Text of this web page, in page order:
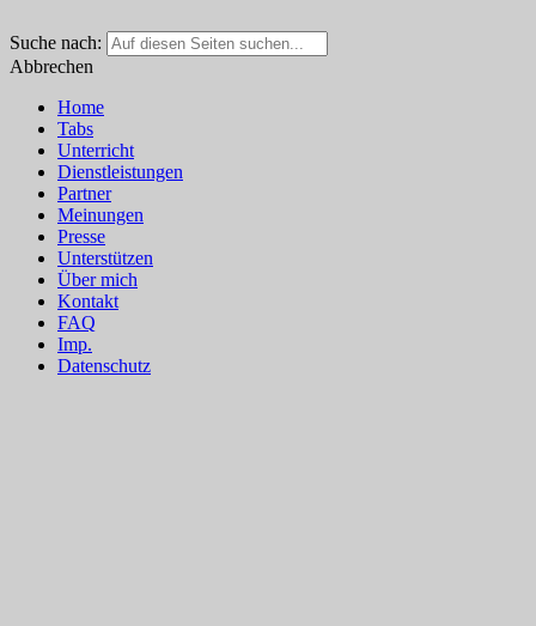
Suche nach:
Abbrechen
Home
Tabs
Unterricht
Dienstleistungen
Partner
Meinungen
Presse
Unterstützen
Über mich
Kontakt
FAQ
Imp.
Datenschutz